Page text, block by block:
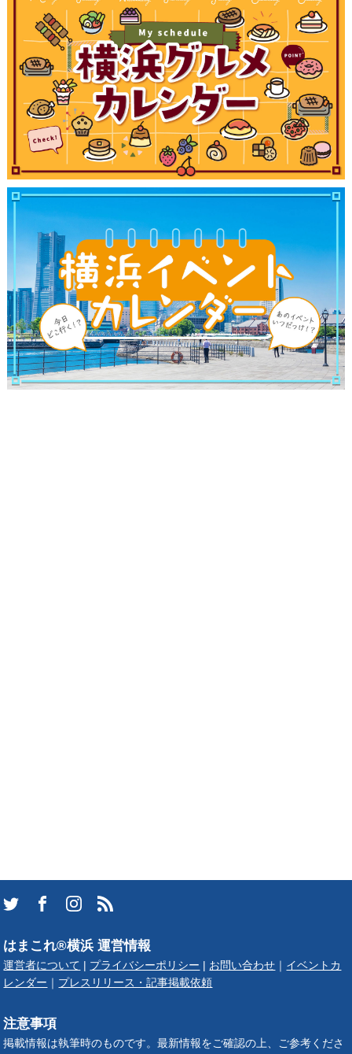
はまこれ®横浜 運営情報
運営者について | プライバシーポリシー | お問い合わせ ｜ イベントカ
レンダー ｜ プレスリリース・記事掲載依頼
注意事項
掲載情報は執筆時のものです。最新情報をご確認の上、ご参考くださ